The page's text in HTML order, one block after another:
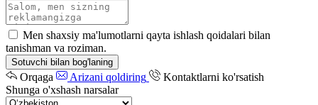
Men shaxsiy ma'lumotlarni qayta ishlash qoidalari bilan
tanishman va roziman.
Sotuvchi bilan bog'laning
Orqaga Arizani qoldiring
Kontaktlarni ko'rsatish
Shunga o'xshash narsalar